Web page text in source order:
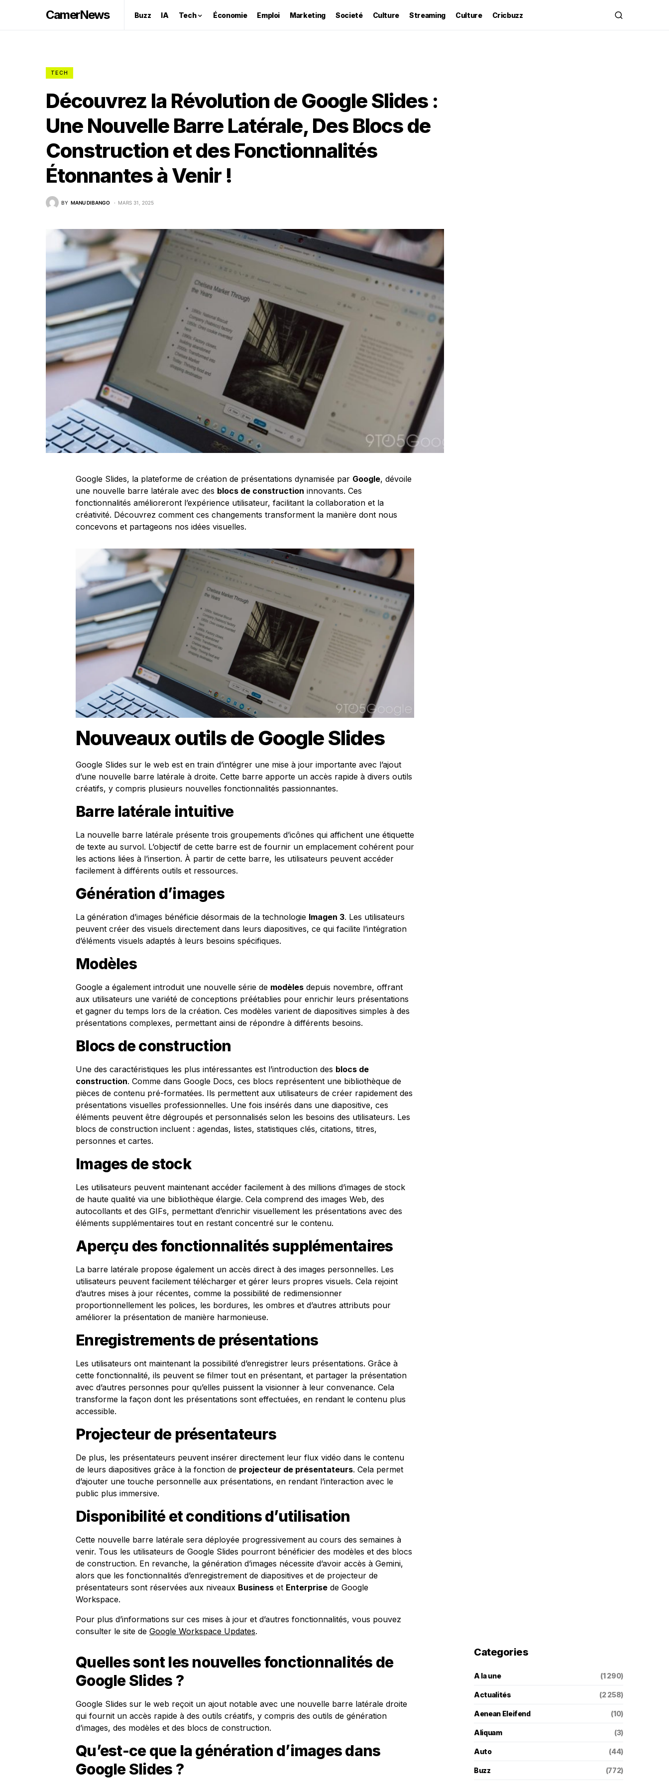
CamerNews Buzz IA Tech Économie Emploi Marketing Societé Culture Streaming Culture Cricbuzz
TECH
Découvrez la Révolution de Google Slides :
Une Nouvelle Barre Latérale, Des Blocs de
Construction et des Fonctionnalités
Étonnantes à Venir !
BY MANU DIBANGO MARS 31, 2025
Google Slides, la plateforme de création de présentations dynamisée par Google, dévoile
une nouvelle barre latérale avec des blocs de construction innovants. Ces
fonctionnalités amélioreront l’expérience utilisateur, facilitant la collaboration et la
créativité. Découvrez comment ces changements transforment la manière dont nous
concevons et partageons nos idées visuelles.
Nouveaux outils de Google Slides
Google Slides sur le web est en train d’intégrer une mise à jour importante avec l’ajout
d’une nouvelle barre latérale à droite. Cette barre apporte un accès rapide à divers outils
créatifs, y compris plusieurs nouvelles fonctionnalités passionnantes.
Barre latérale intuitive
La nouvelle barre latérale présente trois groupements d’icônes qui affichent une étiquette
de texte au survol. L’objectif de cette barre est de fournir un emplacement cohérent pour
les actions liées à l’insertion. À partir de cette barre, les utilisateurs peuvent accéder
facilement à différents outils et ressources.
Génération d’images
La génération d’images bénéficie désormais de la technologie Imagen 3. Les utilisateurs
peuvent créer des visuels directement dans leurs diapositives, ce qui facilite l’intégration
d’éléments visuels adaptés à leurs besoins spécifiques.
Modèles
Google a également introduit une nouvelle série de modèles depuis novembre, offrant
aux utilisateurs une variété de conceptions préétablies pour enrichir leurs présentations
et gagner du temps lors de la création. Ces modèles varient de diapositives simples à des
présentations complexes, permettant ainsi de répondre à différents besoins.
Blocs de construction
Une des caractéristiques les plus intéressantes est l’introduction des blocs de
construction. Comme dans Google Docs, ces blocs représentent une bibliothèque de
pièces de contenu pré-formatées. Ils permettent aux utilisateurs de créer rapidement des
présentations visuelles professionnelles. Une fois insérés dans une diapositive, ces
éléments peuvent être dégroupés et personnalisés selon les besoins des utilisateurs. Les
blocs de construction incluent : agendas, listes, statistiques clés, citations, titres,
personnes et cartes.
Images de stock
Les utilisateurs peuvent maintenant accéder facilement à des millions d’images de stock
de haute qualité via une bibliothèque élargie. Cela comprend des images Web, des
autocollants et des GIFs, permettant d’enrichir visuellement les présentations avec des
éléments supplémentaires tout en restant concentré sur le contenu.
Aperçu des fonctionnalités supplémentaires
La barre latérale propose également un accès direct à des images personnelles. Les
utilisateurs peuvent facilement télécharger et gérer leurs propres visuels. Cela rejoint
d’autres mises à jour récentes, comme la possibilité de redimensionner
proportionnellement les polices, les bordures, les ombres et d’autres attributs pour
améliorer la présentation de manière harmonieuse.
Enregistrements de présentations
Les utilisateurs ont maintenant la possibilité d’enregistrer leurs présentations. Grâce à
cette fonctionnalité, ils peuvent se filmer tout en présentant, et partager la présentation
avec d’autres personnes pour qu’elles puissent la visionner à leur convenance. Cela
transforme la façon dont les présentations sont effectuées, en rendant le contenu plus
accessible.
Projecteur de présentateurs
De plus, les présentateurs peuvent insérer directement leur flux vidéo dans le contenu
de leurs diapositives grâce à la fonction de projecteur de présentateurs. Cela permet
d’ajouter une touche personnelle aux présentations, en rendant l’interaction avec le
public plus immersive.
Disponibilité et conditions d’utilisation
Cette nouvelle barre latérale sera déployée progressivement au cours des semaines à
venir. Tous les utilisateurs de Google Slides pourront bénéficier des modèles et des blocs
de construction. En revanche, la génération d’images nécessite d’avoir accès à Gemini,
alors que les fonctionnalités d’enregistrement de diapositives et de projecteur de
présentateurs sont réservées aux niveaux Business et Enterprise de Google
Workspace.
Pour plus d’informations sur ces mises à jour et d’autres fonctionnalités, vous pouvez
consulter le site de Google Workspace Updates.
Quelles sont les nouvelles fonctionnalités de
Google Slides ?
Google Slides sur le web reçoit un ajout notable avec une nouvelle barre latérale droite
qui fournit un accès rapide à des outils créatifs, y compris des outils de génération
d’images, des modèles et des blocs de construction.
Qu’est-ce que la génération d’images dans
Google Slides ?
Categories
A la une (1 290)
Actualités (2 258)
Aenean Eleifend (10)
Aliquam (3)
Auto (44)
Buzz (772)